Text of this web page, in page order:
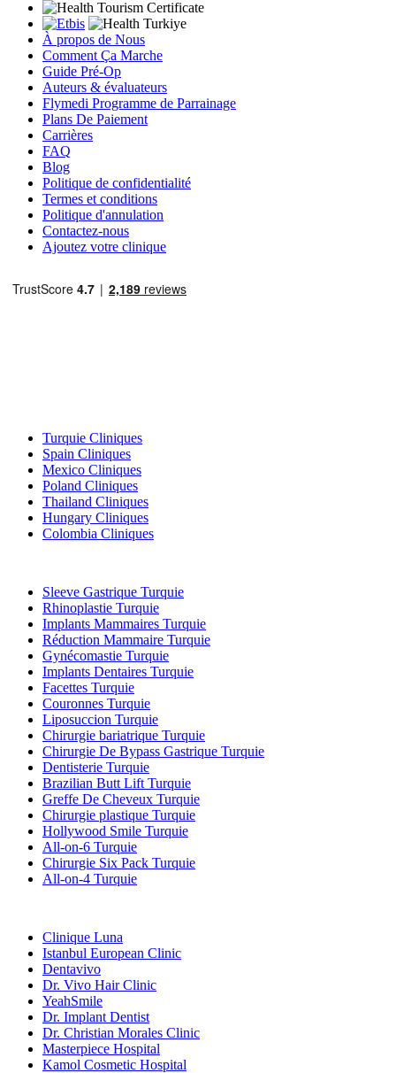
À propos de Nous
Comment Ça Marche
Guide Pré-Op
Auteurs & évaluateurs
Flymedi Programme de Parrainage
Plans De Paiement
Carrières
FAQ
Blog
Politique de confidentialité
Termes et conditions
Politique d'annulation
Contactez-nous
Ajoutez votre clinique
Turquie Cliniques
Spain Cliniques
Mexico Cliniques
Poland Cliniques
Thailand Cliniques
Hungary Cliniques
Colombia Cliniques
Sleeve Gastrique Turquie
Rhinoplastie Turquie
Implants Mammaires Turquie
Réduction Mammaire Turquie
Gynécomastie Turquie
Implants Dentaires Turquie
Facettes Turquie
Couronnes Turquie
Liposuccion Turquie
Chirurgie bariatrique Turquie
Chirurgie De Bypass Gastrique Turquie
Dentisterie Turquie
Brazilian Butt Lift Turquie
Greffe De Cheveux Turquie
Chirurgie plastique Turquie
Hollywood Smile Turquie
All-on-6 Turquie
Chirurgie Six Pack Turquie
All-on-4 Turquie
Clinique Luna
Istanbul European Clinic
Dentavivo
Dr. Vivo Hair Clinic
YeahSmile
Dr. Implant Dentist
Dr. Christian Morales Clinic
Masterpiece Hospital
Kamol Cosmetic Hospital